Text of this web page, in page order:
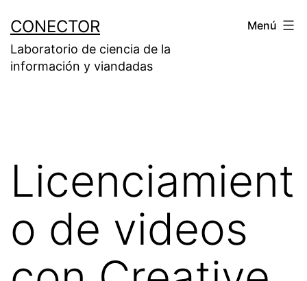
contenido
CONECTOR
Laboratorio de ciencia de la
información y viandadas
Menú
Licenciamient
o de videos